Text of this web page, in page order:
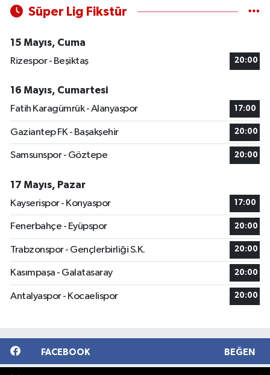
Süper Lig Fikstür
15 Mayıs, Cuma
Rizespor - Beşiktaş
20:00
16 Mayıs, Cumartesi
Fatih Karagümrük - Alanyaspor
17:00
Gaziantep FK - Başakşehir 20:00
Samsunspor - Göztepe 20:00
17 Mayıs, Pazar
Kayserispor - Konyaspor
17:00
Fenerbahçe - Eyüpspor 20:00
Trabzonspor - Gençlerbirliği S.K. 20:00
Kasımpaşa - Galatasaray 20:00
Antalyaspor - Kocaelispor 20:00
FACEBOOK BEĞEN